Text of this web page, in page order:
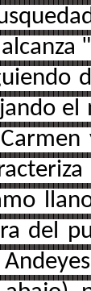
el
del